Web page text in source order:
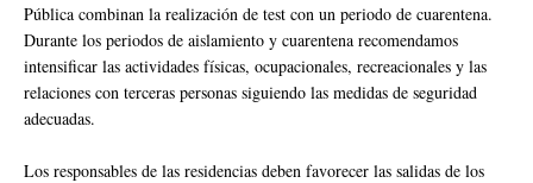
Pública combinan la realización de test con un periodo de cuarentena.
Durante los periodos de aislamiento y cuarentena recomendamos
intensificar las actividades físicas, ocupacionales, recreacionales y las
relaciones con terceras personas siguiendo las medidas de seguridad
adecuadas.
Los responsables de las residencias deben favorecer las salidas de los